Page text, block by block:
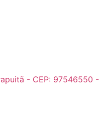
- CEP: 97546550 -